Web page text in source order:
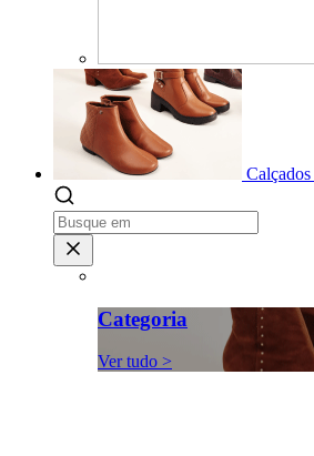
Calçados
Categoria
Ver tudo >